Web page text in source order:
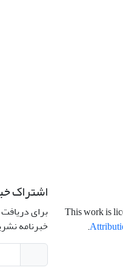
This work is
.
اشتراک
برای
خبرنامه